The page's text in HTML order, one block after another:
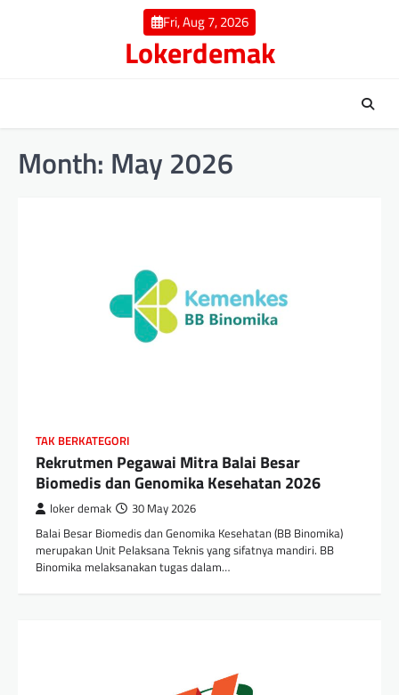
Fri, Aug 7, 2026
Lokerdemak
Month: May 2026
TAK BERKATEGORI
Rekrutmen Pegawai Mitra Balai Besar
Biomedis dan Genomika Kesehatan 2026
loker demak 30 May 2026
Balai Besar Biomedis dan Genomika Kesehatan (BB Binomika)
merupakan Unit Pelaksana Teknis yang sifatnya mandiri. BB
Binomika melaksanakan tugas dalam…